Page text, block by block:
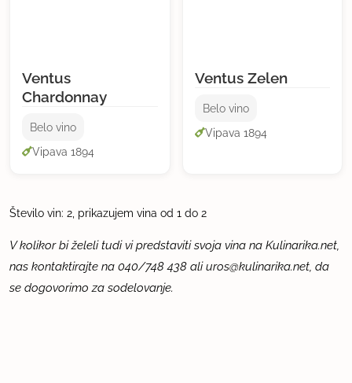
Ventus
Chardonnay
Belo vino
Vipava 1894
Ventus Zelen
Belo vino
Vipava 1894
Število vin: 2, prikazujem vina od 1 do 2
V kolikor bi želeli tudi vi predstaviti svoja vina na Kulinarika.net,
nas kontaktirajte na 040/748 438 aliuros@kulinarika.net, da
se dogovorimo za sodelovanje.